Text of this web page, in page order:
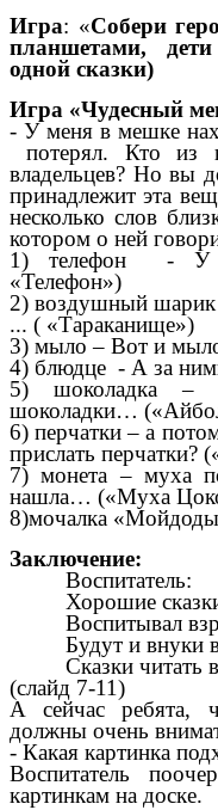
Игра: «Собери
планшетами,
одной сказки)
Игра «Чудесный
- У меня в мешке
потерял. Кто из
владельцев? Но вы
принадлежит эта
несколько слов
котором о ней
1) телефон - У
«Телефон»)
2) воздушный шарик
... ( «Тараканище»)
3) мыло – Вот и
4) блюдце - А за
5) шоколадка –
шоколадки…
6) перчатки – а
прислать перчатки?
7) монета – муха
нашла… («Муха
8)мочалка
Заключение:
Воспитатель:
Хорошие
Воспитывал
Будут и внуки
Сказки читать
(слайд 7-11)
А сейчас ребята,
должны очень
- Какая картинка
Воспитатель
картинкам на доске.